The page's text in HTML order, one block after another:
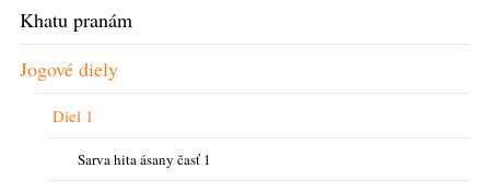
Khatu pranám
Jogové diely
Diel 1
Sarva hita ásany časť 1